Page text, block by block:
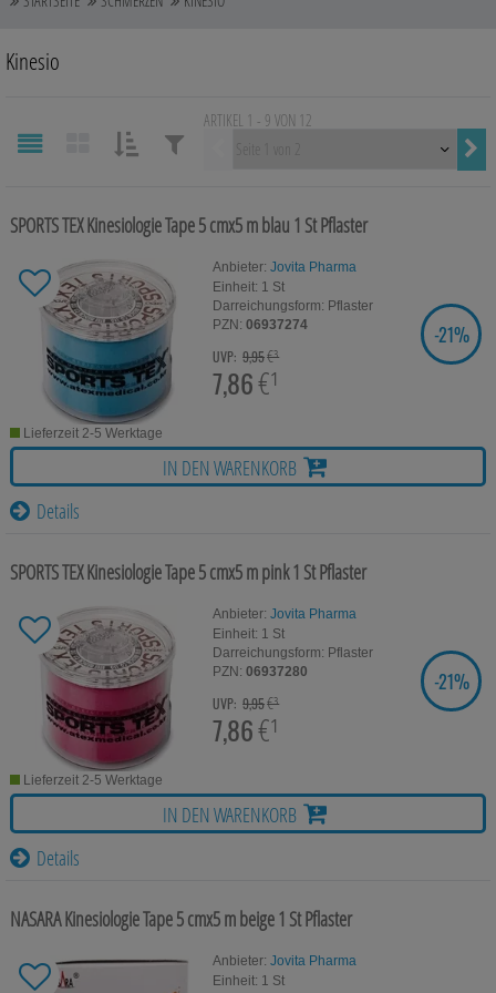
Haut, Haare & Nägel
Herz, Kreislauf & Gefäße
Magen/Darm & Leber/Galle
Schmerzen
Für Kinder
Für Ihn
Für Sie
Raucherentwöhnung
Gesundheit & Fitness
Kosmetika & Parfümerieartikel
Körperpflege
Tablettenspender & Tablettenteiler
Tierarzneimittel
Bonbons
Tee
Kinesio
ARTIKEL 1 - 9 VON 12
SPORTS TEX Kinesiologie Tape 5 cmx5 m blau 1 StPflaster
Anbieter: Jovita Pharma
Einheit: 1 St
Darreichungsform: Pflaster
PZN: 06937274
UVP: 9,95€³
7,86€¹
SIE SPAREN
-21%
Lieferzeit 2-5 Werktage
IN DEN WARENKORB
Details
SPORTS TEX Kinesiologie Tape 5 cmx5 m pink1 StPflaster
Anbieter: Jovita Pharma
Einheit: 1 St
Darreichungsform: Pflaster
PZN: 06937280
UVP: 9,95€³
7,86€¹
SIE SPAREN
-21%
Lieferzeit 2-5 Werktage
IN DEN WARENKORB
Details
NASARA Kinesiologie Tape 5 cmx5 m beige1 StPflaster
Anbieter: Jovita Pharma
Einheit: 1 St